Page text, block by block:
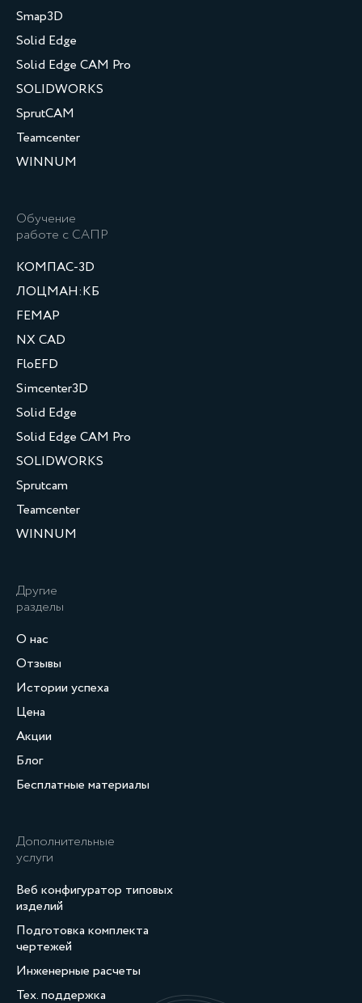
Smap3D
Solid Edge
Solid Edge CAM Pro
SOLIDWORKS
SprutCAM
Teamcenter
WINNUM
Обучение
работе с САПР
КОМПАС-3D
ЛОЦМАН:КБ
FEMAP
NX CAD
FloEFD
Simcenter3D
Solid Edge
Solid Edge CAM Pro
SOLIDWORKS
Sprutcam
Teamcenter
WINNUM
Другие
разделы
О нас
Отзывы
Истории успеха
Цена
Акции
Блог
Бесплатные материалы
Дополнительные
услуги
Веб конфигуратор типовых
изделий
Подготовка комплекта
чертежей
Инженерные расчеты
Тех. поддержка